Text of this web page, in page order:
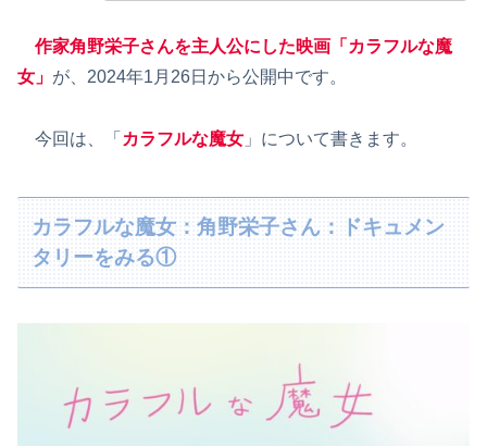
作家角野栄子さんを主人公にした映画「カラフルな魔
女」 が、2024年1月26日から公開中です。
今回は、「 カラフルな魔女 」について書きます。
カラフルな魔女：角野栄子さん：ドキュメン
タリーをみる①